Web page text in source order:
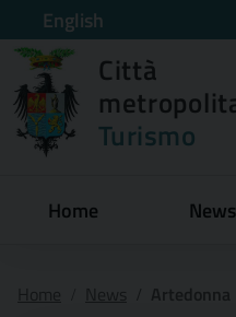
English
Città
Turismo
Home News